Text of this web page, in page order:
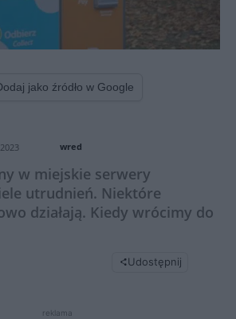
jako źródło w Google
wred
w miejskie serwery
utrudnień. Niektóre
działają. Kiedy wrócimy do
Udostępnij
reklama